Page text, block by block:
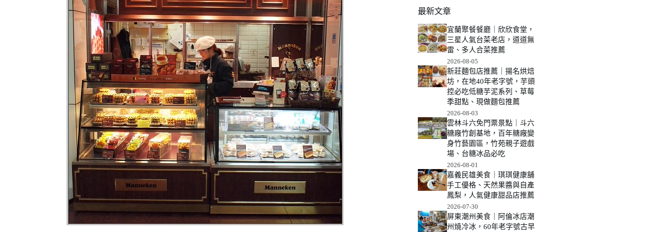
分
類
最新文章
宜蘭聚餐餐廳｜欣欣食堂，
三星人氣台菜老店，道道無
雷、多人合菜推薦
2026-08-05
新莊麵包店推薦｜揚名烘焙
坊，在地40年老字號，芋頭
控必吃低糖芋泥系列、草莓
季甜點、現做麵包推薦
2026-08-03
雲林斗六免門票景點｜斗六
糖廠竹創基地，百年糖廠變
身竹藝園區，竹苑親子遊戲
場、台糖冰品必吃
2026-08-01
嘉義民雄美食｜琪琪健康舖
手工優格、天然果醬與自產
鳳梨，人氣健康甜品店推薦
2026-07-30
屏東潮州美食｜阿倫冰店潮
州燒冷冰，60年老字號古早